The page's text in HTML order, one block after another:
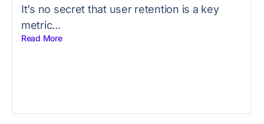
It’s no secret that user retention is a key
metric...
Read More